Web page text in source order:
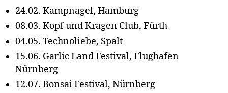
24.02. Kampnagel, Hamburg
08.03. Kopf und Kragen Club, Fürth
04.05. Technoliebe, Spalt
15.06. Garlic Land Festival, Flughafen
Nürnberg
12.07. Bonsai Festival, Nürnberg